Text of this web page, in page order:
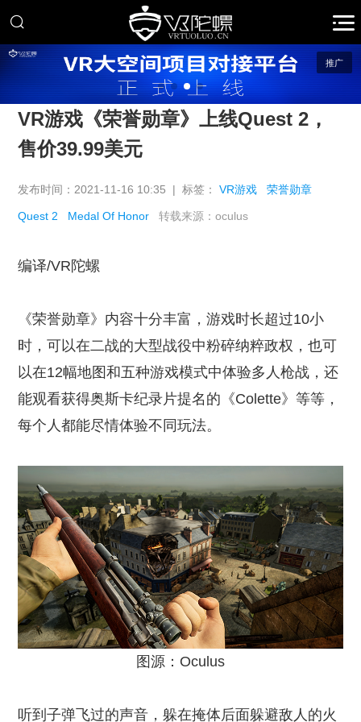
推广
VR游戏《荣誉勋章》上线Quest 2，
售价39.99美元
发布时间：2021-11-16 10:35 | 标签：VR游戏 荣誉勋章
Quest 2 Medal Of Honor 转载来源：oculus
编译/VR陀螺
《荣誉勋章》内容十分丰富，游戏时长超过10小
时，可以在二战的大型战役中粉碎纳粹政权，也可
以在12幅地图和五种游戏模式中体验多人枪战，还
能观看获得奥斯卡纪录片提名的《Colette》等等，
每个人都能尽情体验不同玩法。
图源：Oculus
听到子弹飞过的声音，躲在掩体后面躲避敌人的火